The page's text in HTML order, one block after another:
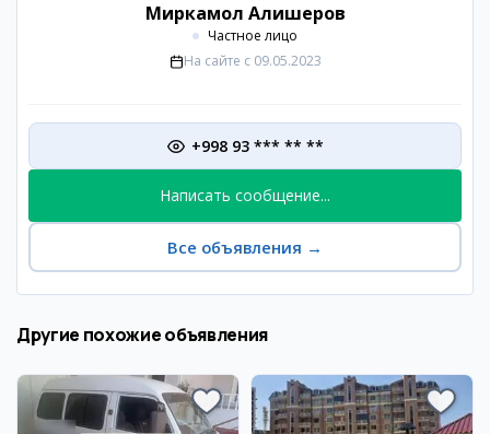
Миркамол Алишеров
Частное лицо
На сайте с 09.05.2023
+998 93 *** ** **
Написать сообщение...
Все объявления →
Другие похожие объявления